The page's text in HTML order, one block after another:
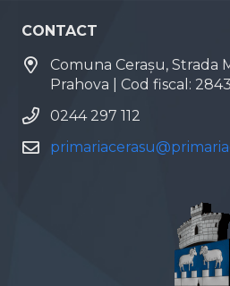
CONTACT
Comuna Cerașu, Strada
Prahova | Cod fiscal:
0244 297 112